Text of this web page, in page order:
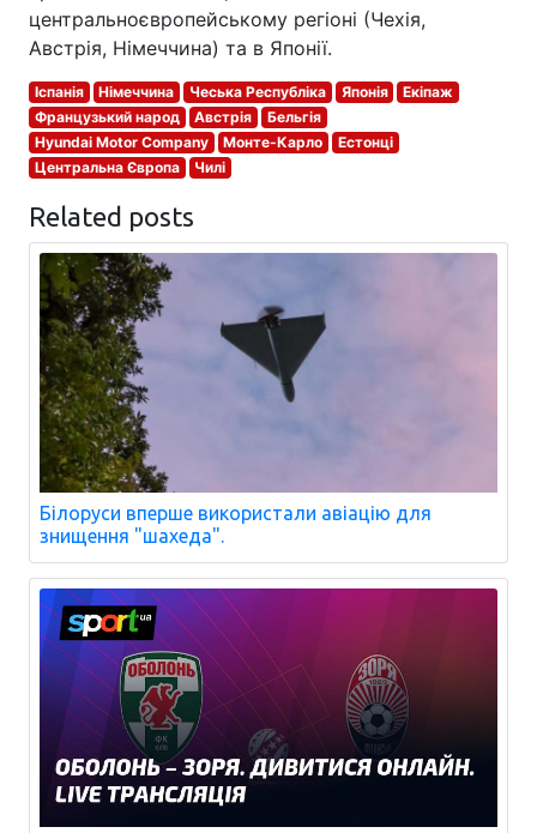
центральноєвропейському регіоні (Чехія,
Австрія, Німеччина) та в Японії.
Іспанія Німеччина Чеська Республіка Японія
Екіпаж
Французький народ
Австрія
Бельгія
Hyundai Motor Company
Монте-Карло
Естонці
Центральна Європа
Чилі
Related posts
Білоруси вперше використали авіацію для
знищення "шахеда".